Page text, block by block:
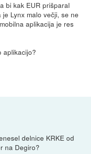
bi kak EUR prišparal
Lynx malo večji, se ne
aplikacija je res
aplikacijo?
delnice KRKE od
na Degiro?